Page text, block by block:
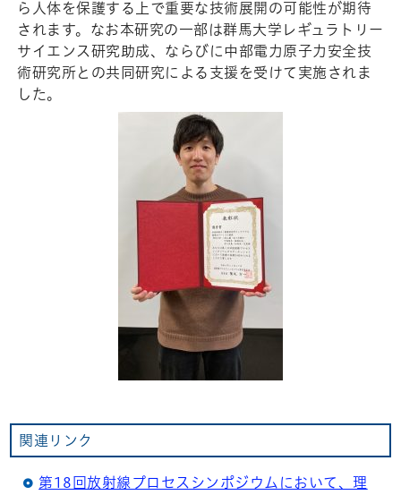
ら人体を保護する上で重要な技術展開の可能性が期待
されます。なお本研究の一部は群馬大学レギュラトリー
サイエンス研究助成、ならびに中部電力原子力安全技
術研究所との共同研究による支援を受けて実施されま
した。
関連リンク
第18回放射線プロセスシンポジウムにおいて、理